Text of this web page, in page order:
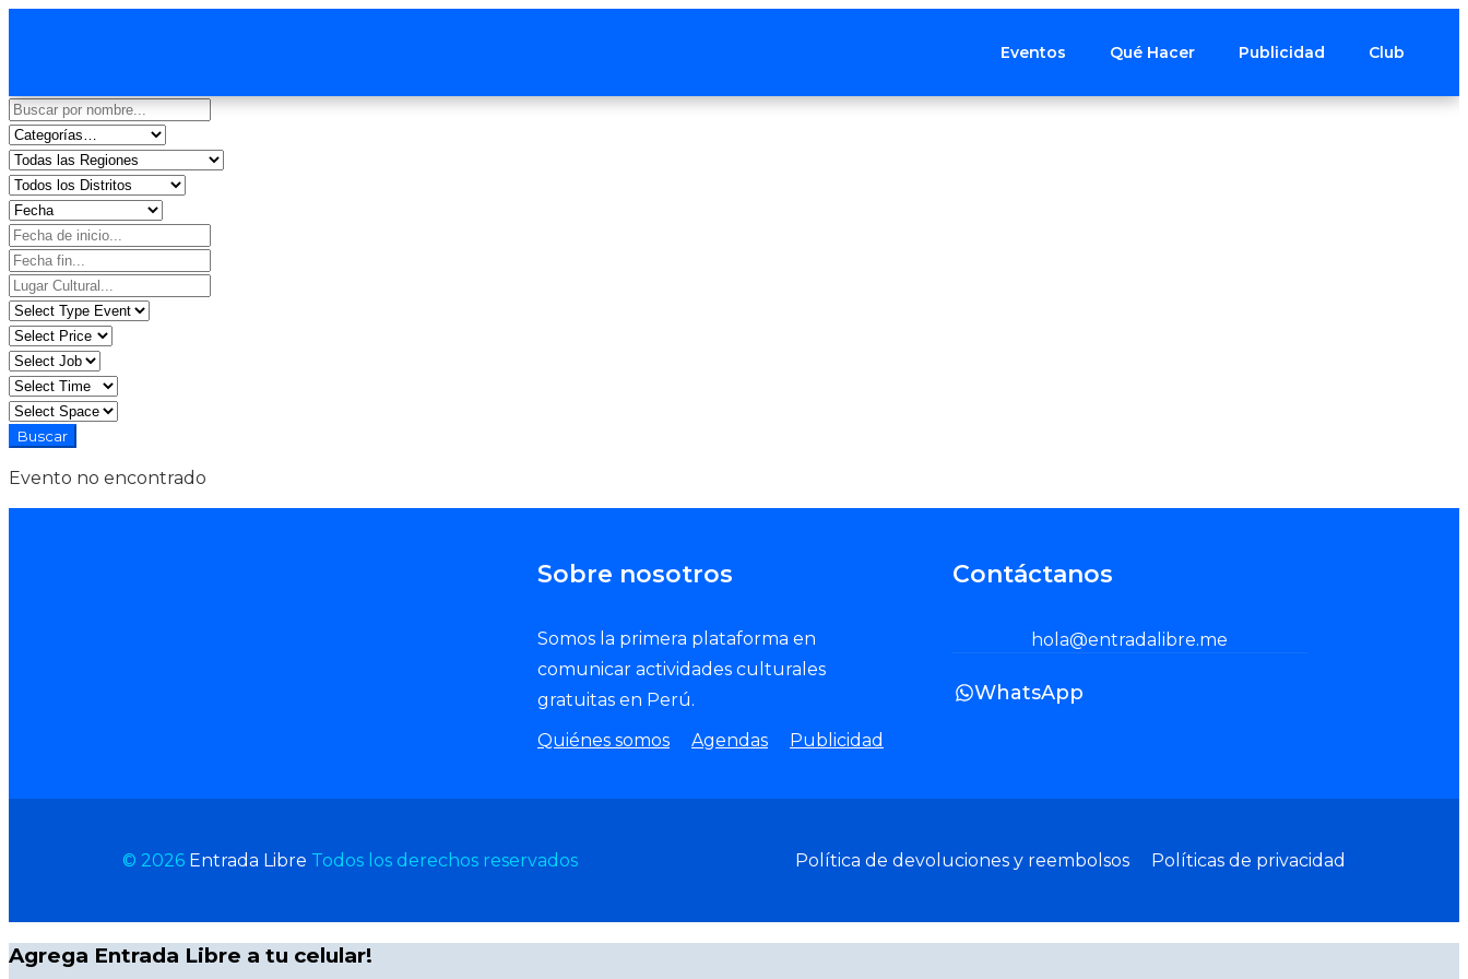
Eventos Qué Hacer Publicidad Club
Evento no encontrado
Sobre nosotros
Somos la primera plataforma en
comunicar actividades culturales
gratuitas en Perú.
Quiénes somos
Agendas Publicidad
Contáctanos
hola@entradalibre.me
WhatsApp
© 2026 Entrada Libre Todos los derechos reservados Política de devoluciones y reembolsos Políticas de privacidad
Agrega Entrada Libre a tu celular!